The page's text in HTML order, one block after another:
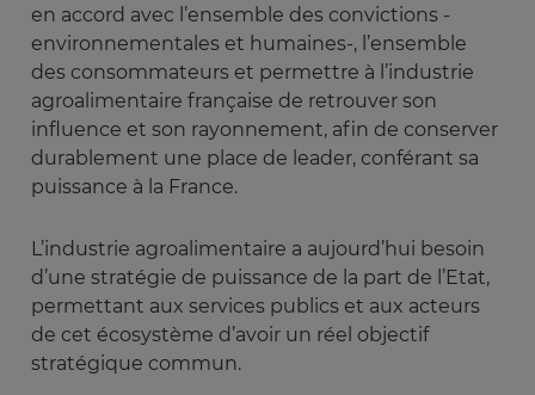
en accord avec l’ensemble des convictions -
environnementales et humaines-, l’ensemble
des consommateurs et permettre à l’industrie
agroalimentaire française de retrouver son
influence et son rayonnement, afin de conserver
durablement une place de leader, conférant sa
puissance à la France.
L’industrie agroalimentaire a aujourd’hui besoin
d’une stratégie de puissance de la part de l’Etat,
permettant aux services publics et aux acteurs
de cet écosystème d’avoir un réel objectif
stratégique commun.